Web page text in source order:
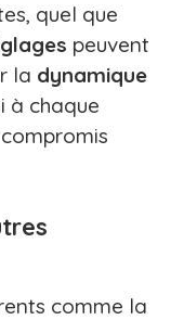
quel que
peuvent
la dynamique
à chaque
comme la